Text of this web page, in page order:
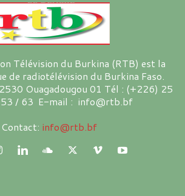
Télévision du Burkina (RTB) est la
de radiotélévision du Burkina Faso.
Ouagadougou 01 Tél : (+226) 25
/ 63 E-mail : info@rtb.bf
Contact: info@rtb.bf